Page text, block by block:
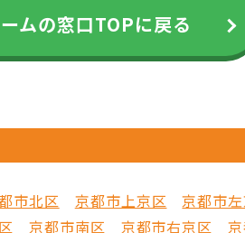
ムの窓口TOPに戻る
市北区 京都市上京区 京都市
京都市南区 京都市右京区